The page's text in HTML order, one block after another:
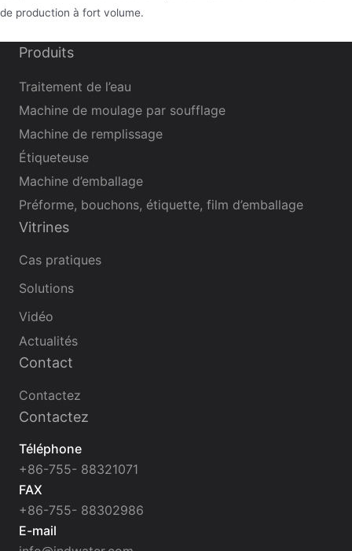
de production à fort volume.
Produits
Traitement de l’eau
Machine de moulage par soufflage
Machine de remplissage
Étiqueteuse
Machine d’emballage
Préforme, bouchons, étiquette, film d’emballage
Vitrines
Cas pratiques
Solutions
Vidéo
Actualités
Contact
Contactez
Contactez
Téléphone
+86-755- 88321071
FAX
+86-755- 88302986
E-mail